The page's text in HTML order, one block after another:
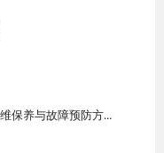
电捕焦油高压电源常见故障排查、分级运维保养与故障预防方案